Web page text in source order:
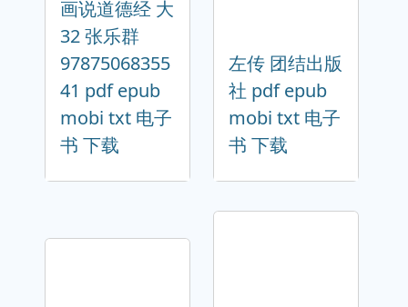
画说道德经 大
32 张乐群
97875068355
41 pdf epub
mobi txt 电子
书 下载
左传 团结出版
社 pdf epub
mobi txt 电子
书 下载